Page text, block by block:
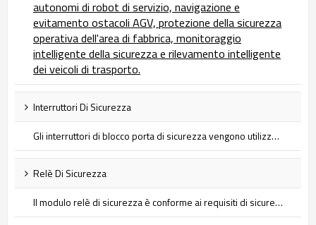
autonomi di robot di servizio, navigazione e
evitamento ostacoli AGV, protezione della sicurezza
operativa dell'area di fabbrica, monitoraggio
intelligente della sicurezza e rilevamento intelligente
dei veicoli di trasporto.
Interruttori Di Sicurezza
Gli interruttori di blocco porta di sicurezza vengono utilizzati in una varietà di applicazioni in cui è necessario limitare l'accesso o impedire l'attivazione accidentale. Sono un meccanismo che aumenta la sicurezza impedendo l'uso accidentale o non autorizzato di uno specifico macchinario, attrezzatura o sistema...
Relè Di Sicurezza
Il modulo relè di sicurezza è conforme ai requisiti di sicurezza EN/ISO13849-1Cat.4 ed è adatto per monitorare vari segnali in siti industriali con elevati requisiti di sicurezza, inclusi segnali di arresto di emergenza, segnali di interruttore di porte di sicurezza, segnali di grate di sicurezza e segnali di barriere fotoelettriche di sicurezza. segnale del pulsante. Lo scopo principale è proteggere gli operatori dei macchinari e i macchinari e le attrezzature esposti a diversi livelli di pericolo.